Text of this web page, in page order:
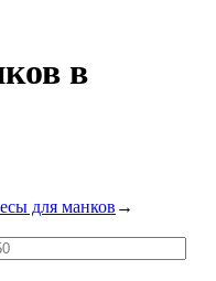
в
для манков →